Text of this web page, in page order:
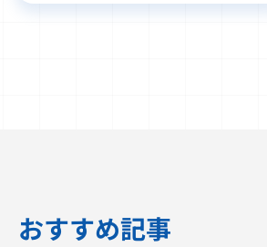
おすすめ記事